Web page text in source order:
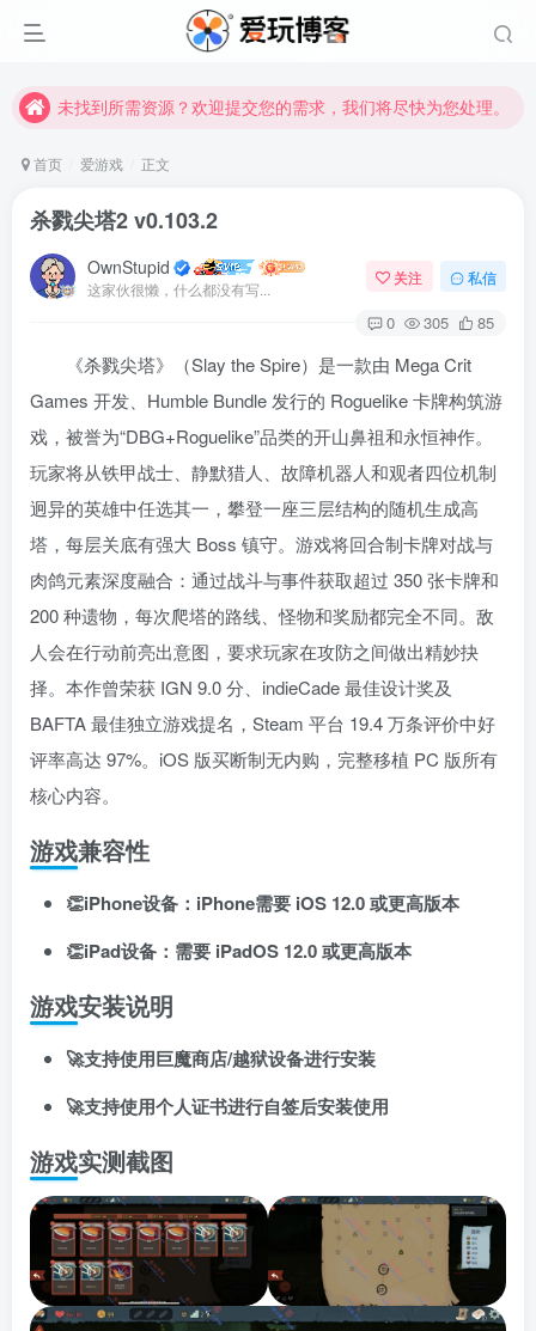
未找到所需资源？欢迎提交您的需求，我们将尽快为您处理。
未找到所需资源？欢迎提交您的需求，我们将尽快为您处理。
首页 爱游戏 正文
杀戮尖塔2 v0.103.2
OwnStupid
这家伙很懒，什么都没有写...
关注 私信
0 305 85
《杀戮尖塔》（Slay the Spire）是一款由 Mega Crit
Games 开发、Humble Bundle 发行的 Roguelike 卡牌构筑游
戏，被誉为“DBG+Roguelike”品类的开山鼻祖和永恒神作。
玩家将从铁甲战士、静默猎人、故障机器人和观者四位机制
迥异的英雄中任选其一，攀登一座三层结构的随机生成高
塔，每层关底有强大 Boss 镇守。游戏将回合制卡牌对战与
肉鸽元素深度融合：通过战斗与事件获取超过 350 张卡牌和
200 种遗物，每次爬塔的路线、怪物和奖励都完全不同。敌
人会在行动前亮出意图，要求玩家在攻防之间做出精妙抉
择。本作曾荣获 IGN 9.0 分、indieCade 最佳设计奖及
BAFTA 最佳独立游戏提名，Steam 平台 19.4 万条评价中好
评率高达 97%。iOS 版买断制无内购，完整移植 PC 版所有
核心内容。
游戏兼容性
👏iPhone设备：iPhone需要 iOS 12.0 或更高版本
👏iPad设备：需要 iPadOS 12.0 或更高版本
游戏安装说明
🚀支持使用巨魔商店/越狱设备进行安装
🚀支持使用个人证书进行自签后安装使用
游戏实测截图
登录
没有账号？立即注册
用户名或邮箱
登录密码
记住登录 找回密码
登录